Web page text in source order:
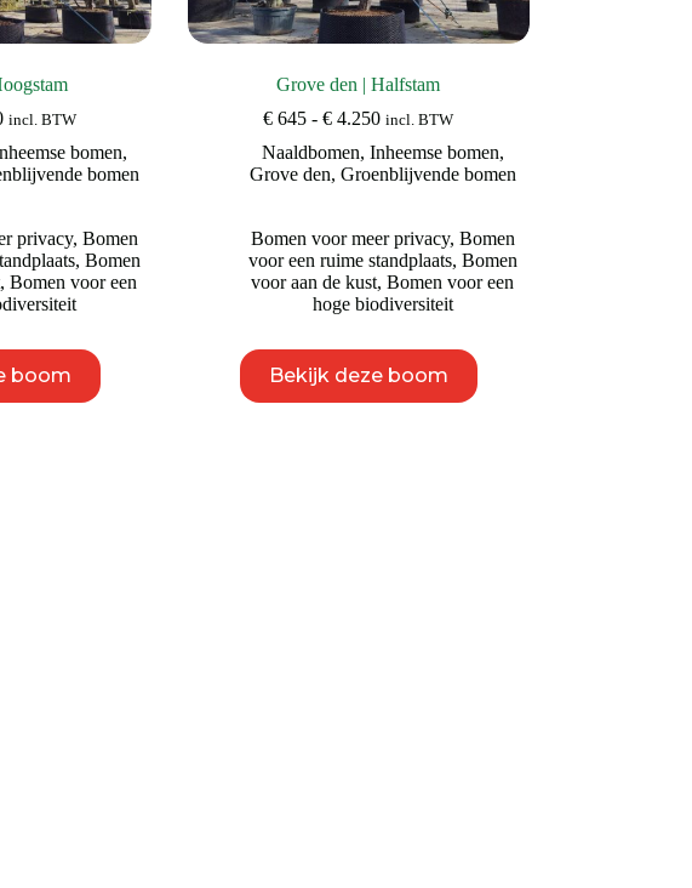
Prijsklasse:
tot
€ 4.250
incl. BTW
bomen,
bomen
privacy, Bomen
, Bomen
,Bomen voor een
boom
Grove den | Halfstam
€ 645 - € 4.250Prijsklasse:
tot
€ 4.250
incl. BTW
Naaldbomen, Inheemse bomen,
Grove den, Groenblijvende bomen
Bomen voor meer privacy, Bomen
voor een ruime standplaats, Bomen
voor aan de kust,Bomen voor een
hoge biodiversiteit
Bekijk deze boom
product
heeft